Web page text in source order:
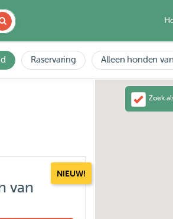
Raservaring Alleen honden
NIEUW!
van
Zoek